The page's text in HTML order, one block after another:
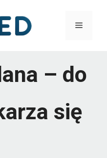
Menu
– do
się